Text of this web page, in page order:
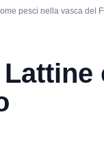
pesci nella vasca del